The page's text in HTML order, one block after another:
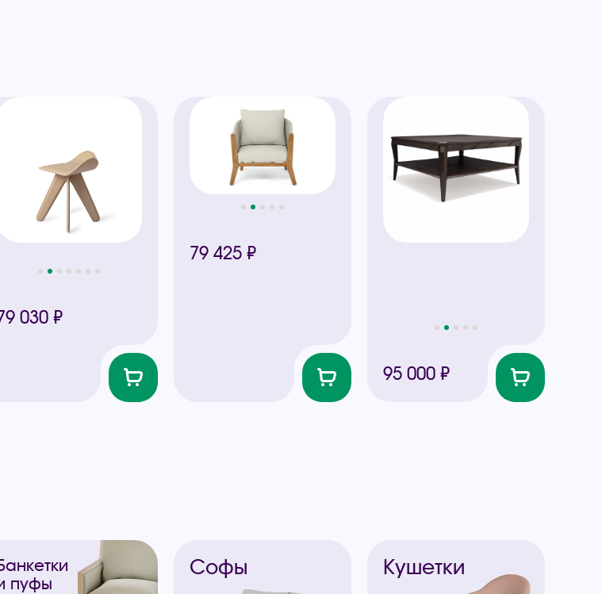
030 ₽
79 425 ₽
95 000 ₽
пуфы
Софы Кушетки